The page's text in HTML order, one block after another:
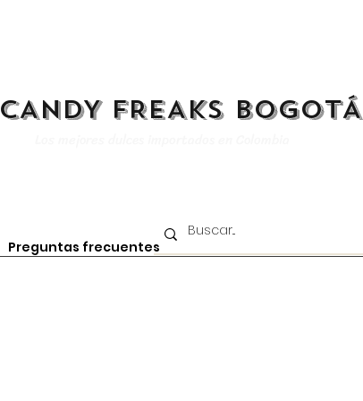
CANDY FREAKS BOGOTÁ
Preguntas frecuentes